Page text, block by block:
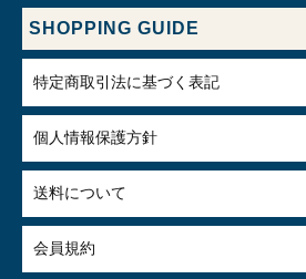
SHOPPING GUIDE
特定商取引法に基づく表記
個人情報保護方針
送料について
会員規約